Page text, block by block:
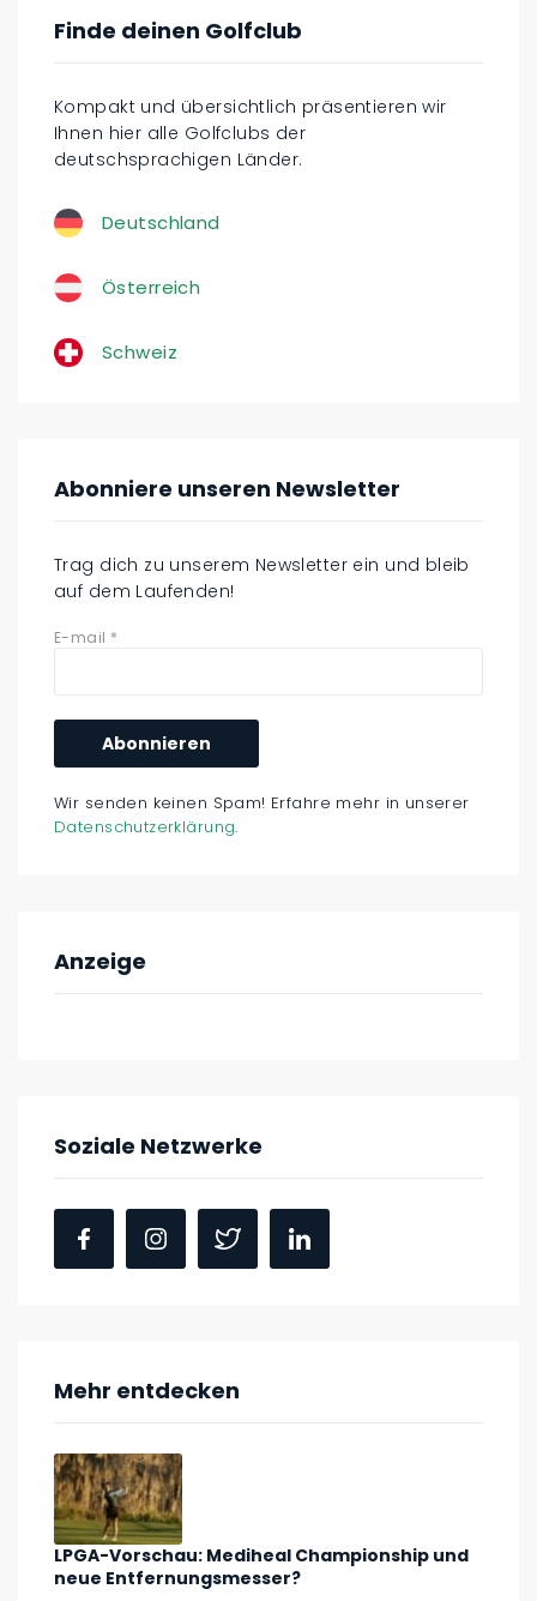
Finde deinen Golfclub
Kompakt und übersichtlich präsentieren wir
Ihnen hier alle Golfclubs der
deutschsprachigen Länder.
Deutschland
Österreich
Schweiz
Abonniere unseren Newsletter
Trag dich zu unserem Newsletter ein und bleib
auf dem Laufenden!
E-mail *
Wir senden keinen Spam! Erfahre mehr in unserer
Datenschutzerklärung.
Anzeige
Soziale Netzwerke
Mehr entdecken
LPGA-Vorschau: Mediheal Championship und
neue Entfernungsmesser?